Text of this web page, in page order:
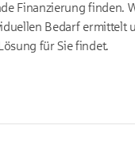
Finanzierung finden.
Bedarf ermittelt
für Sie findet.